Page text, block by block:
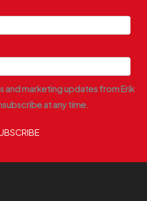
and marketing updates from Erik
at any time.